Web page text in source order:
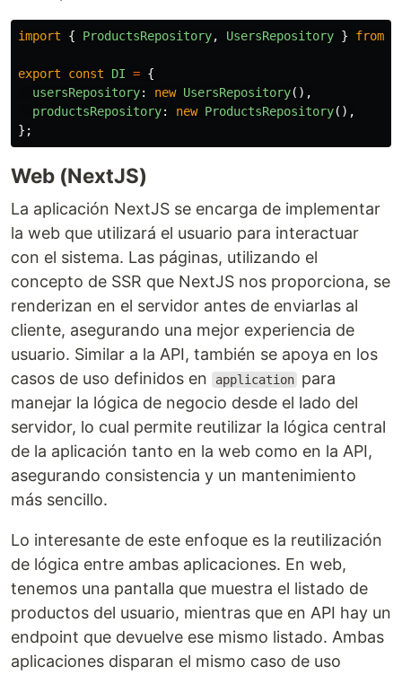
import { ProductsRepository, UsersRepository } from
export const DI = {
usersRepository: new UsersRepository(),
productsRepository: new ProductsRepository(),
};
Web (NextJS)
La aplicación NextJS se encarga de implementar
la web que utilizará el usuario para interactuar
con el sistema. Las páginas, utilizando el
concepto de SSR que NextJS nos proporciona, se
renderizan en el servidor antes de enviarlas al
cliente, asegurando una mejor experiencia de
usuario. Similar a la API, también se apoya en los
casos de uso definidos en
application para
manejar la lógica de negocio desde el lado del
servidor, lo cual permite reutilizar la lógica central
de la aplicación tanto en la web como en la API,
asegurando consistencia y un mantenimiento
más sencillo.
Lo interesante de este enfoque es la reutilización
de lógica entre ambas aplicaciones. En web,
tenemos una pantalla que muestra el listado de
productos del usuario, mientras que en API hay un
endpoint que devuelve ese mismo listado. Ambas
aplicaciones disparan el mismo caso de uso